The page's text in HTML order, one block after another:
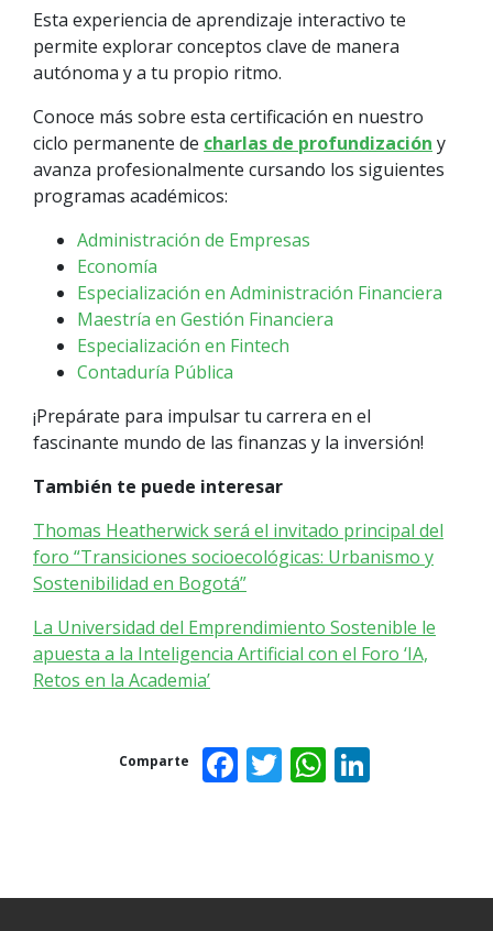
Esta experiencia de aprendizaje interactivo te
permite explorar conceptos clave de manera
autónoma y a tu propio ritmo.
Conoce más sobre esta certificación en nuestro
ciclo permanente de charlas de profundización y
avanza profesionalmente cursando los siguientes
programas académicos:
Administración de Empresas
Economía
Especialización en Administración Financiera
Maestría en Gestión Financiera
Especialización en Fintech
Contaduría Pública
¡Prepárate para impulsar tu carrera en el
fascinante mundo de las finanzas y la inversión!
También te puede interesar
Thomas Heatherwick será el invitado principal del
foro “Transiciones socioecológicas: Urbanismo y
Sostenibilidad en Bogotá”
La Universidad del Emprendimiento Sostenible le
apuesta a la Inteligencia Artificial con el Foro ‘IA,
Retos en la Academia’
Comparte Facebook
Twitter